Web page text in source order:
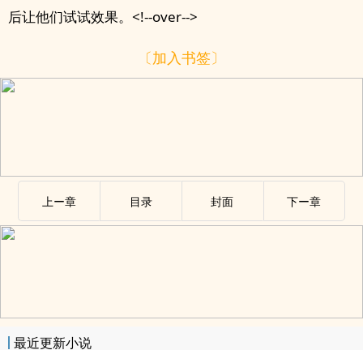
后让他们试试效果。<!--over-->
〔加入书签〕
上ー章 目录 封面 下ー章
最近更新小说